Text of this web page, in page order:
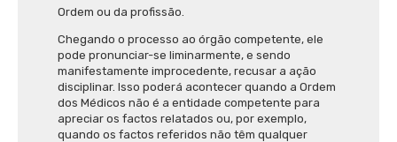
Ordem ou da profissão.
Chegando o processo ao órgão competente, ele
pode pronunciar-se liminarmente, e sendo
manifestamente improcedente, recusar a ação
disciplinar. Isso poderá acontecer quando a Ordem
dos Médicos não é a entidade competente para
apreciar os factos relatados ou, por exemplo,
quando os factos referidos não têm qualquer